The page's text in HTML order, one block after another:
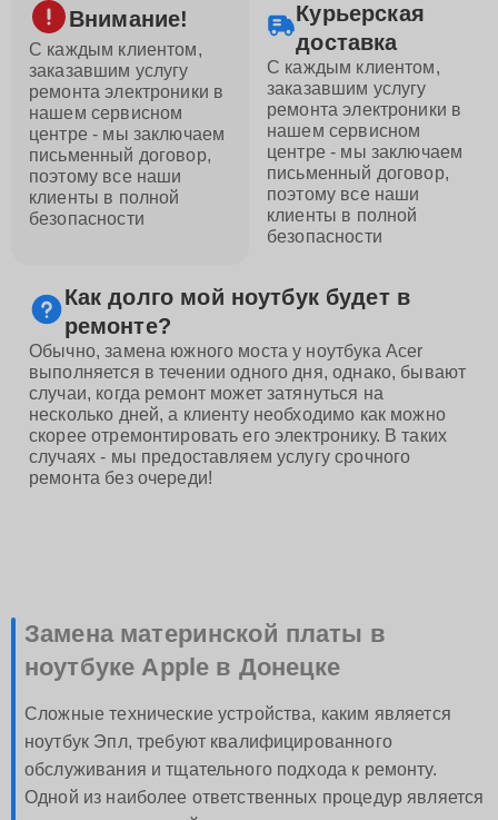
Внимание!
С каждым клиентом,
заказавшим услугу
ремонта электроники в
нашем сервисном
центре - мы заключаем
письменный договор,
поэтому все наши
клиенты в полной
безопасности
Курьерская
доставка
С каждым клиентом,
заказавшим услугу
ремонта электроники в
нашем сервисном
центре - мы заключаем
письменный договор,
поэтому все наши
клиенты в полной
безопасности
Как долго мой ноутбук будет в
ремонте?
Обычно, замена южного моста у ноутбука Acer
выполняется в течении одного дня, однако, бывают
случаи, когда ремонт может затянуться на
несколько дней, а клиенту необходимо как можно
скорее отремонтировать его электронику. В таких
случаях - мы предоставляем услугу срочного
ремонта без очереди!
Замена материнской платы в
ноутбуке Apple в Донецке
Сложные технические устройства, каким является
ноутбук Эпл, требуют квалифицированного
обслуживания и тщательного подхода к ремонту.
Одной из наиболее ответственных процедур является